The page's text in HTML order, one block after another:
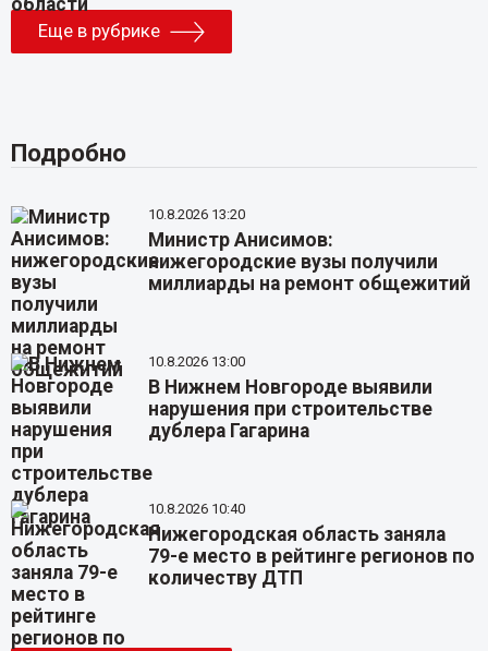
Еще в рубрике
Подробно
10.8.2026 13:20
Министр Анисимов:
нижегородские вузы получили
миллиарды на ремонт общежитий
10.8.2026 13:00
В Нижнем Новгороде выявили
нарушения при строительстве
дублера Гагарина
10.8.2026 10:40
Нижегородская область заняла
79-е место в рейтинге регионов по
количеству ДТП